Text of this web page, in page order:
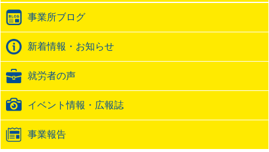
ッ
ク
バ
ッ
URL
事業所ブログ
新着情報・お知らせ
就労者の声
イベント情報・広報誌
事業報告